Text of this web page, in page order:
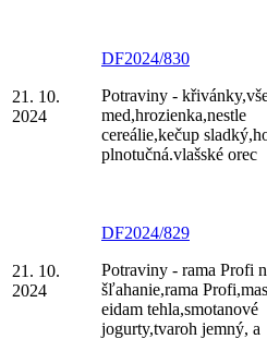
21. 10.
2024
DF2024/830
Potraviny -
med,hrozienka,nestle
cereálie,kečup
plnotučná.vlašské orec
21. 10.
2024
DF2024/829
Potraviny - rama Profi
šľahanie,rama
eidam tehla,smotanové
jogurty,tvaroh jemný, a